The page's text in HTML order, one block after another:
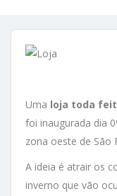
Uma loja toda
foi inaugurada dia
zona oeste de São
A ideia é atrair os
inverno que vão